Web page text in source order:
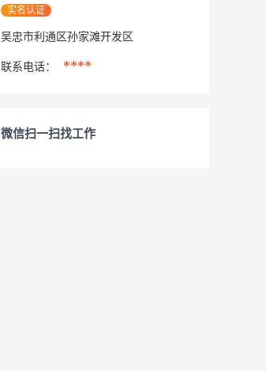
实名认证
吴忠市利通区孙家滩开发区
联系电话： ****
微信扫一扫找工作